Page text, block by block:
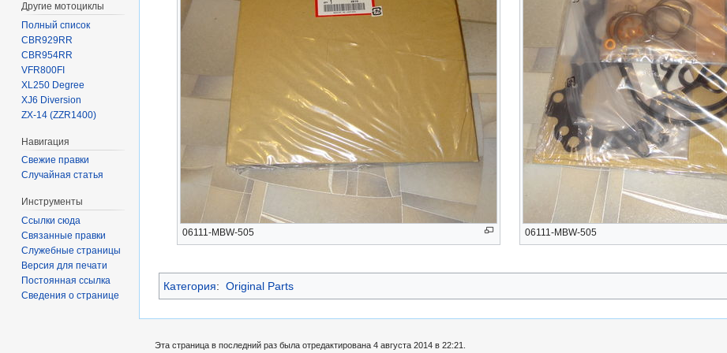
06111-MBW-505 06111-MBW-505
Категория: Original Parts
Другие мотоциклы
Полный список
CBR929RR
CBR954RR
VFR800FI
XL250 Degree
XJ6 Diversion
ZX-14 (ZZR1400)
Навигация
Свежие правки
Случайная статья
Инструменты
Ссылки сюда
Связанные правки
Служебные страницы
Версия для печати
Постоянная ссылка
Сведения о странице
Эта страница в последний раз была отредактирована 4 августа 2014 в 22:21.